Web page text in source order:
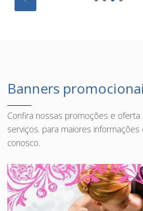
Banners
Confira nossas promoções e
serviços. para maiores
conosco.